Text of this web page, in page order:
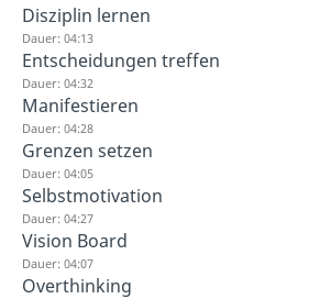
Disziplin lernen
Dauer: 04:13
Entscheidungen treffen
Dauer: 04:32
Manifestieren
Dauer: 04:28
Grenzen setzen
Dauer: 04:05
Selbstmotivation
Dauer: 04:27
Vision Board
Dauer: 04:07
Overthinking